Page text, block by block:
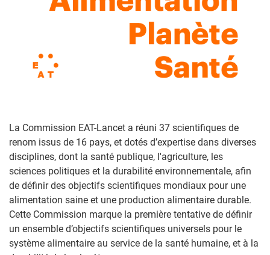
La Commission EAT-Lancet a réuni 37 scientifiques de
renom issus de 16 pays, et dotés d’expertise dans diverses
disciplines, dont la santé publique, l'agriculture, les
sciences politiques et la durabilité environnementale, afin
de définir des objectifs scientifiques mondiaux pour une
alimentation saine et une production alimentaire durable.
Cette Commission marque la première tentative de définir
un ensemble d’objectifs scientifiques universels pour le
système alimentaire au service de la santé humaine, et à la